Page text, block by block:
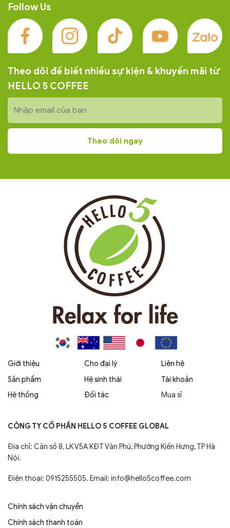
Follow Us
Theo dõi để biết nhiều sự kiện & khuyến mãi từ
HELLO 5 COFFEE
Giới thiệu
Sản phẩm
Hệ thống
Cho đại lý
Hệ sinh thái
Đối tác
Liên hệ
Tài khoản
Mua sỉ
CÔNG TY CỔ PHẦN HELLO 5 COFFEE GLOBAL
Địa chỉ: Căn số 8, LK V5A KĐT Văn Phú, Phường Kiến Hưng, TP Hà
Nội.
Điện thoại: 0915255505. Email: info@hello5coffee.com
Chính sách vận chuyển
Chính sách thanh toán